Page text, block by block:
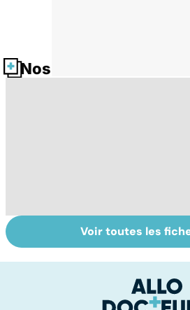
Nos fiches santé
La tuberculose
pulmonaire
Viol
en
Voir toutes les